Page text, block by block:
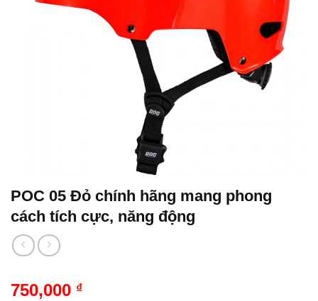
POC 05 Đỏ chính hãng mang phong
cách tích cực, năng động
750,000 ₫